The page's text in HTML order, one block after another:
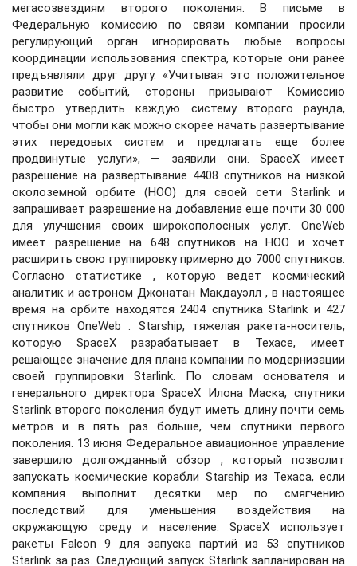
мегасозвездиям второго поколения. В письме в
Федеральную комиссию по связи компании просили
регулирующий орган игнорировать любые вопросы
координации использования спектра, которые они ранее
предъявляли друг другу. «Учитывая это положительное
развитие событий, стороны призывают Комиссию
быстро утвердить каждую систему второго раунда,
чтобы они могли как можно скорее начать развертывание
этих передовых систем и предлагать еще более
продвинутые услуги», — заявили они. SpaceX имеет
разрешение на развертывание 4408 спутников на низкой
околоземной орбите (НОО) для своей сети Starlink и
запрашивает разрешение на добавление еще почти 30 000
для улучшения своих широкополосных услуг. OneWeb
имеет разрешение на 648 спутников на НОО и хочет
расширить свою группировку примерно до 7000 спутников.
Согласно статистике , которую ведет космический
аналитик и астроном Джонатан Макдауэлл , в настоящее
время на орбите находятся 2404 спутника Starlink и 427
спутников OneWeb . Starship, тяжелая ракета-носитель,
которую SpaceX разрабатывает в Техасе, имеет
решающее значение для плана компании по модернизации
своей группировки Starlink. По словам основателя и
генерального директора SpaceX Илона Маска, спутники
Starlink второго поколения будут иметь длину почти семь
метров и в пять раз больше, чем спутники первого
поколения. 13 июня Федеральное авиационное управление
завершило долгожданный обзор , который позволит
запускать космические корабли Starship из Техаса, если
компания выполнит десятки мер по смягчению
последствий для уменьшения воздействия на
окружающую среду и население. SpaceX использует
ракеты Falcon 9 для запуска партий из 53 спутников
Starlink за раз. Следующий запуск Starlink запланирован на